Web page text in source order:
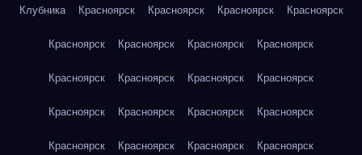
Клубника Красноярск Красноярск Красноярск Красноярск
Красноярск Красноярск Красноярск Красноярск
Красноярск Красноярск Красноярск Красноярск
Красноярск Красноярск Красноярск Красноярск
Красноярск Красноярск Красноярск Красноярск